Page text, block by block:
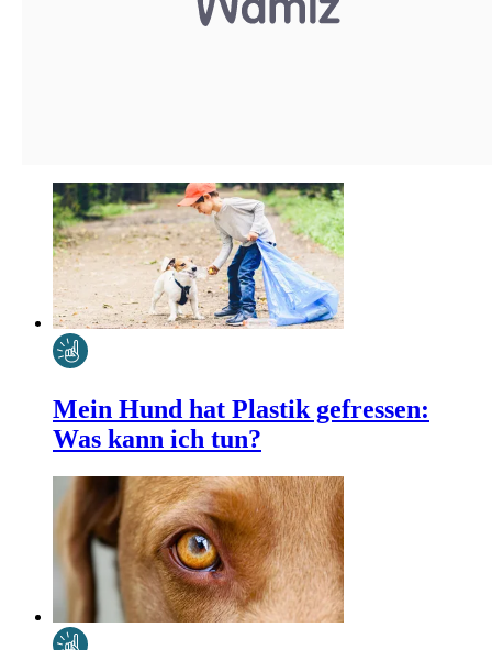
Mein Hund hat Plastik gefressen:
Was kann ich tun?